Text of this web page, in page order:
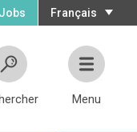
Français
Jobs
Menu